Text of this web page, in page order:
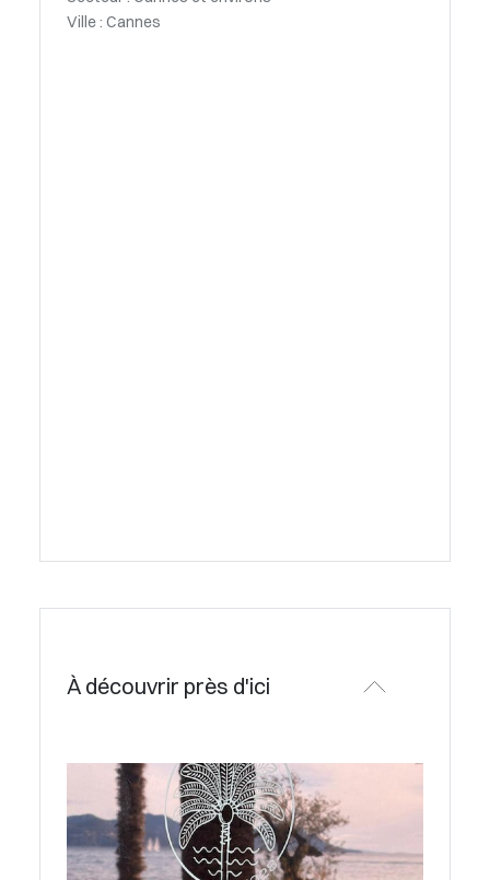
Ville : Cannes
À découvrir près d'ici